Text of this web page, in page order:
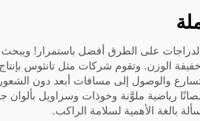
ركوب الدراجات على الطرق أفضل باستمرار!
خفيفة الوزن. وتقوم شركات مثل تانثوس
والوصول إلى مسافات أبعد دون الشعور
قمصانًا رياضية ملوَّنة وخوذات وسراويل
بالغة الأهمية لسلامة الراكب.